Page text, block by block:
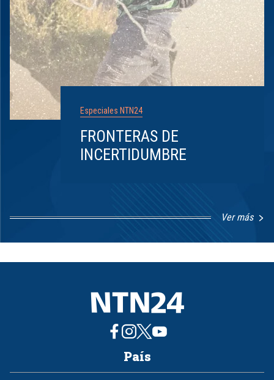
Especiales NTN24
FRONTERAS DE
INCERTIDUMBRE
Ver más
1
8
País